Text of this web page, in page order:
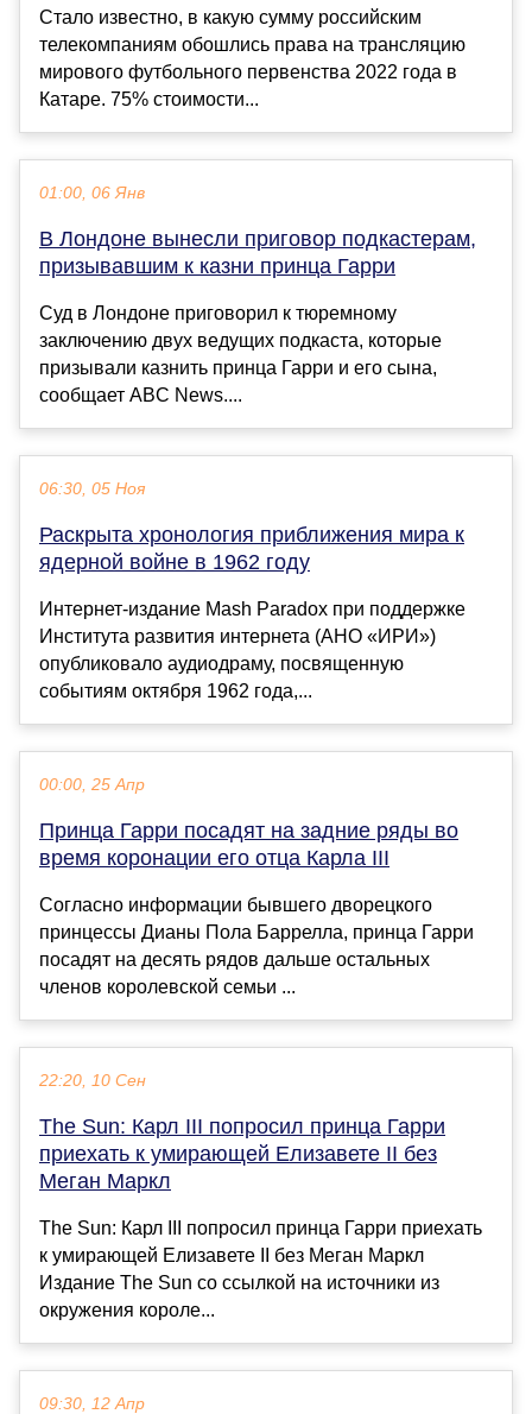
Стало известно, в какую сумму российским
телекомпаниям обошлись права на трансляцию
мирового футбольного первенства 2022 года в
Катаре. 75% стоимости...
01:00, 06 Янв
В Лондоне вынесли приговор подкастерам,
призывавшим к казни принца Гарри
Суд в Лондоне приговорил к тюремному
заключению двух ведущих подкаста, которые
призывали казнить принца Гарри и его сына,
сообщает ABC News....
06:30, 05 Ноя
Раскрыта хронология приближения мира к
ядерной войне в 1962 году
Интернет-издание Mash Paradox при поддержке
Института развития интернета (АНО «ИРИ»)
опубликовало аудиодраму, посвященную
событиям октября 1962 года,...
00:00, 25 Апр
Принца Гарри посадят на задние ряды во
время коронации его отца Карла III
Согласно информации бывшего дворецкого
принцессы Дианы Пола Баррелла, принца Гарри
посадят на десять рядов дальше остальных
членов королевской семьи ...
22:20, 10 Сен
The Sun: Карл III попросил принца Гарри
приехать к умирающей Елизавете II без
Меган Маркл
The Sun: Карл III попросил принца Гарри приехать
к умирающей Елизавете II без Меган Маркл
Издание The Sun со ссылкой на источники из
окружения короле...
09:30, 12 Апр